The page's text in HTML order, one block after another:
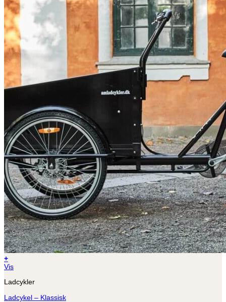
+
Vis
Ladcykler
Ladcykel – Klassisk